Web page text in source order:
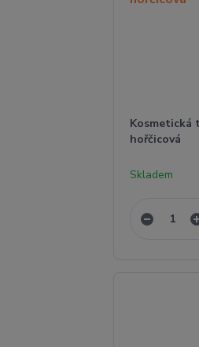
Kosmetická
hořčicová
Skladem